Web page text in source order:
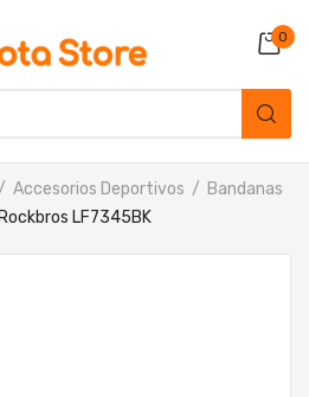
0
Accesorios Deportivos
Bandanas
LF7345BK